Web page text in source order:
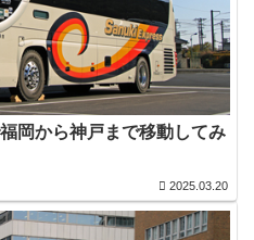
岡から神戸まで移動してみ
2025.03.20